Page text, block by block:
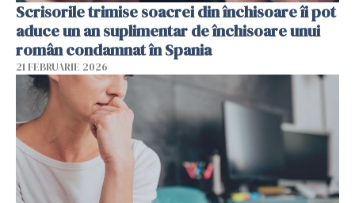
Scrisorile trimise soacrei din închisoare îi pot
aduce un an suplimentar de închisoare unui
român condamnat în Spania
21 FEBRUARIE 2026